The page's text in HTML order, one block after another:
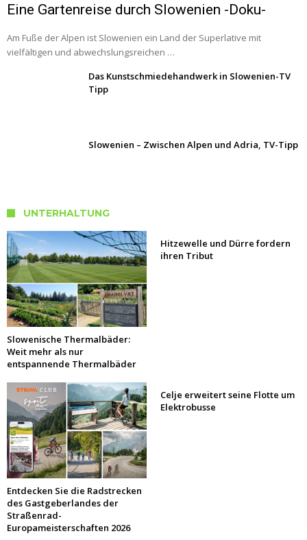
Eine Gartenreise durch Slowenien -Doku-
Am Fuße der Alpen ist Slowenien ein Land der Superlative mit
vielfältigen und abwechslungsreichen …
Das Kunstschmiedehandwerk in Slowenien-TV
Tipp
Slowenien – Zwischen Alpen und Adria, TV-Tipp
UNTERHALTUNG
Slowenische Thermalbäder:
Weit mehr als nur
entspannende Thermalbäder
Hitzewelle und Dürre fordern
ihren Tribut
Entdecken Sie die Radstrecken
des Gastgeberlandes der
Straßenrad-
Europameisterschaften 2026
Celje erweitert seine Flotte um
Elektrobusse